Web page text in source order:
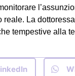
reale. La
tempestive alla